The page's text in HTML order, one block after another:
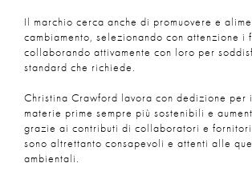
Il marchio cerca anche di promuovere e
cambiamento, selezionando con attenzione i
collaborando attivamente con loro per
standard che richiede.
Christina Crawford lavora con dedizione per
materie prime sempre più sostenibili e
grazie ai contributi di collaboratori e fornitori
sono altrettanto consapevoli e attenti alle
ambientali.